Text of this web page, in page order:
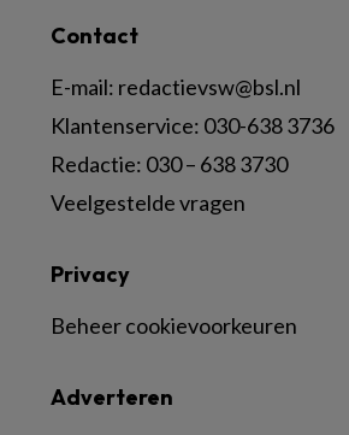
Contact
E-mail: redactievsw@bsl.nl
Klantenservice: 030-638 3736
Redactie: 030 – 638 3730
Veelgestelde vragen
Adverteren
Privacy
Beheer cookievoorkeuren